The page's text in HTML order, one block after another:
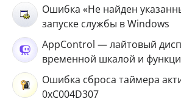
Ошибка «Не найден
запуске службы в Windows
AppControl — лайтовый
временной шкалой и
Ошибка сброса таймера
0xC004D307